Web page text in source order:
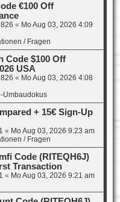
€100 Off
« Mo Aug 03, 2026 4:09
/ Fragen
Code $100 Off
USA
« Mo Aug 03, 2026 4:08
Umbaudokus
+ 15€ Sign-Up
« Mo Aug 03, 2026 9:23 am
/ Fragen
Code (RITEQH6J)
Transaction
« Mo Aug 03, 2026 9:21 am